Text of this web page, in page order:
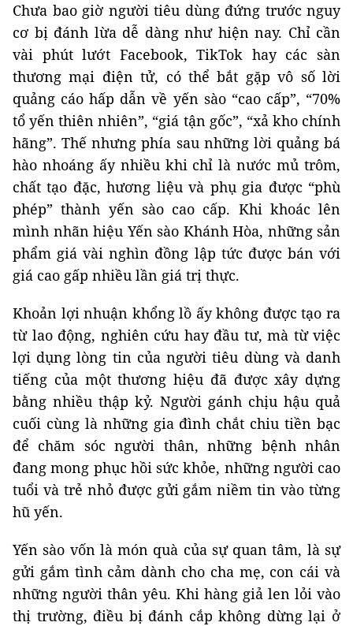
Chưa bao giờ người tiêu dùng đứng trước nguy
cơ bị đánh lừa dễ dàng như hiện nay. Chỉ cần
vài phút lướt Facebook, TikTok hay các sàn
thương mại điện tử, có thể bắt gặp vô số lời
quảng cáo hấp dẫn về yến sào “cao cấp”, “70%
tổ yến thiên nhiên”, “giá tận gốc”, “xả kho chính
hãng”. Thế nhưng phía sau những lời quảng bá
hào nhoáng ấy nhiều khi chỉ là nước mủ trôm,
chất tạo đặc, hương liệu và phụ gia được “phù
phép” thành yến sào cao cấp. Khi khoác lên
mình nhãn hiệu Yến sào Khánh Hòa, những sản
phẩm giá vài nghìn đồng lập tức được bán với
giá cao gấp nhiều lần giá trị thực.
Khoản lợi nhuận khổng lồ ấy không được tạo ra
từ lao động, nghiên cứu hay đầu tư, mà từ việc
lợi dụng lòng tin của người tiêu dùng và danh
tiếng của một thương hiệu đã được xây dựng
bằng nhiều thập kỷ. Người gánh chịu hậu quả
cuối cùng là những gia đình chắt chiu tiền bạc
để chăm sóc người thân, những bệnh nhân
đang mong phục hồi sức khỏe, những người cao
tuổi và trẻ nhỏ được gửi gắm niềm tin vào từng
hũ yến.
Yến sào vốn là món quà của sự quan tâm, là sự
gửi gắm tình cảm dành cho cha mẹ, con cái và
những người thân yêu. Khi hàng giả len lỏi vào
thị trường, điều bị đánh cắp không dừng lại ở